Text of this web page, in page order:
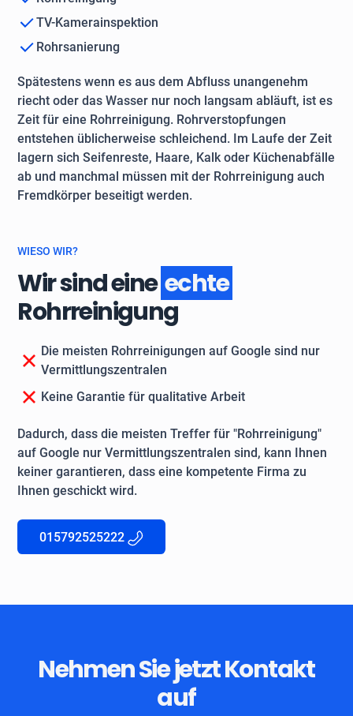
TV-Kamerainspektion
Rohrsanierung
Spätestens wenn es aus dem Abfluss unangenehm
riecht oder das Wasser nur noch langsam abläuft, ist es
Zeit für eine Rohrreinigung. Rohrverstopfungen
entstehen üblicherweise schleichend. Im Laufe der Zeit
lagern sich Seifenreste, Haare, Kalk oder Küchenabfälle
ab und manchmal müssen mit der Rohrreinigung auch
Fremdkörper beseitigt werden.
WIESO WIR?
Wir sind eineechte
Rohrreinigung
Die meisten Rohrreinigungen auf Google sind nur
Vermittlungszentralen
Keine Garantie für qualitative Arbeit
Dadurch, dass die meisten Treffer für "Rohrreinigung"
auf Google nur Vermittlungszentralen sind, kann Ihnen
keiner garantieren, dass eine kompetente Firma zu
Ihnen geschickt wird.
015792525222
Nehmen Sie jetzt Kontakt
auf